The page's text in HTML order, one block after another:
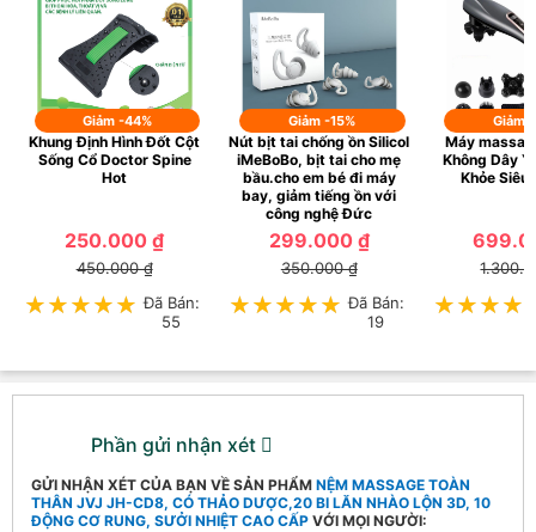
Giảm -44%
Khung Định Hình Đốt Cột
Sống Cổ Doctor Spine
Hot
250.000 ₫
450.000 ₫
★★★★★
★★★★★ Đã Bán:
55
Giảm -15%
Nút bịt tai chống ồn Silicol
iMeBoBo, bịt tai cho mẹ
bầu.cho em bé đi máy
bay, giảm tiếng ồn với
công nghệ Đức
299.000 ₫
350.000 ₫
★★★★★
★★★★★ Đã Bán:
19
Giảm
Máy
Không Dây
Khỏe Siêu
Phần gửi nhận xét
GỬI NHẬN XÉT CỦA BẠN VỀ SẢN PHẨM NỆM MASSAGE TOÀN
THÂN JVJ JH-CD8, CÓ THẢO DƯỢC,20 BI LĂN NHÀO LỘN 3D, 10
ĐỘNG CƠ RUNG, SƯỞI NHIỆT CAO CẤP VỚI MỌI NGƯỜI: